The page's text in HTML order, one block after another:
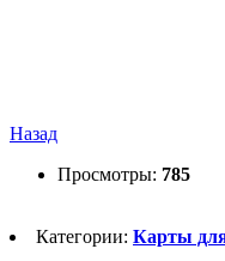
Назад
Просмотры: 785
Категории: Карты